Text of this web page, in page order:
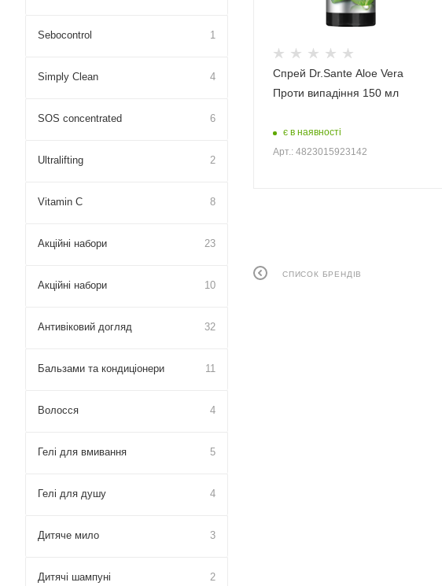
Спрей Dr.Sante Aloe Vera
Проти випадіння 150 мл
є в наявності
Арт.: 4823015923142
СПИСОК БРЕНДІВ
Sebocontrol 1
Simply Clean 4
SOS concentrated 6
Ultralifting 2
Vitamin C 8
Акційні набори 23
Акційні набори 10
Антивіковий догляд 32
Бальзами та кондиціонери 11
Волосся 4
Гелі для вмивання 5
Гелі для душу 4
Дитяче мило 3
Дитячі шампуні 2